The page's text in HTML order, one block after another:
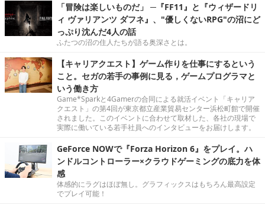
「冒険は楽しいものだ」 ─『FF11』と『ウィザードリ
ィ ヴァリアンツ ダフネ』、"優しくないRPG"の沼にど
っぷり沈んだ4人の話
ふたつの沼の住人たちが語る奥深さとは。
【キャリアクエスト】ゲーム作りを仕事にするという
こと。セガの若手の事例に見る，ゲームプログラマと
いう働き方
Game*Sparkと4Gamerの合同による就活イベント「キャリア
クエスト」の第4回が東京都立産業貿易センター浜松町館で開催
されました。このイベントに合わせて取材した、各社の現場で
実際に働いている若手社員へのインタビューをお届けします。
GeForce NOWで『Forza Horizon 6』をプレイ。ハ
ンドルコントローラー×クラウドゲーミングの底力を体
感
体感的にラグはほぼ無し。グラフィックスはもちろん最高設定
でプレイ可能！